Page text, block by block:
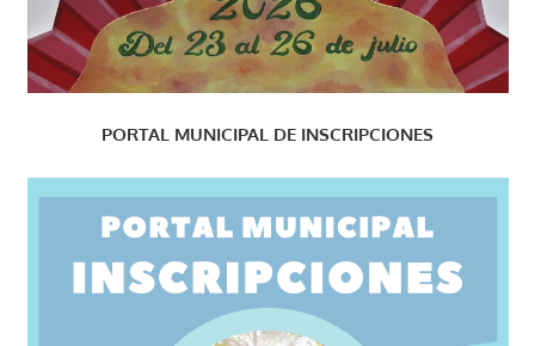
PORTAL MUNICIPAL DE INSCRIPCIONES